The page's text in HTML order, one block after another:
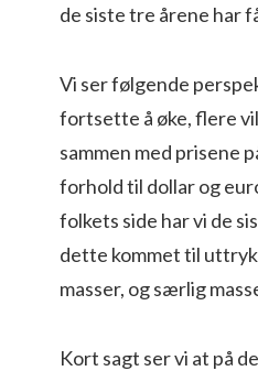
de siste tre årene har
Vi ser følgende
fortsette å øke, flere
sammen med prisene
forhold til dollar og
folkets side har vi de
dette kommet til
masser, og særlig
Kort sagt ser vi at på